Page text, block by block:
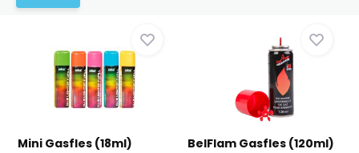
Mini Gasfles (18ml)
BelFlam Gasfles (120ml)